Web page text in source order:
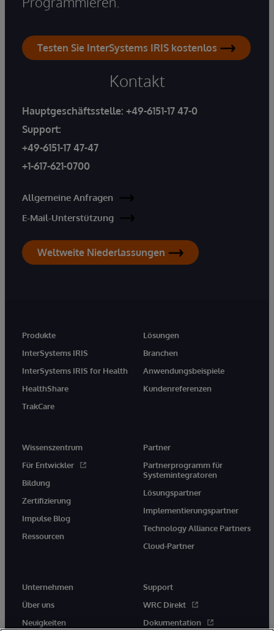
Testen Sie InterSystems IRIS kostenlos
Kontakt
Hauptgeschäftsstelle: +49-6151-17 47-0
Support:
+49-6151-17 47-47
+1-617-621-0700
Allgemeine Anfragen
E-Mail-Unterstützung
Weltweite Niederlassungen
Produkte
InterSystems IRIS
InterSystems IRIS for Health
HealthShare
TrakCare
Lösungen
Branchen
Anwendungsbeispiele
Kundenreferenzen
Wissenszentrum
Für Entwickler
Bildung
Zertifizierung
Impulse Blog
Ressourcen
Partner
Partnerprogramm für
Systemintegratoren
Lösungspartner
Implementierungspartner
Technology Alliance Partners
Cloud-Partner
Unternehmen
Über uns
Neuigkeiten
Support
WRC Direkt
Dokumentation